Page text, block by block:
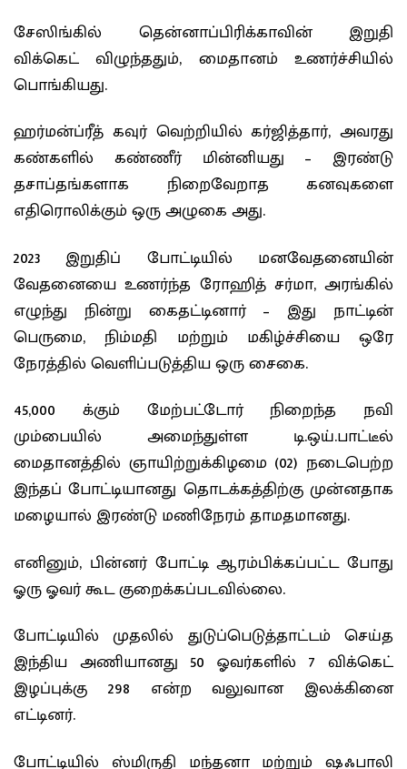
சேஸிங்கில் தென்னாப்பிரிக்காவின் இறுதி
விக்கெட் விழுந்ததும், மைதானம் உணர்ச்சியில்
பொங்கியது.
ஹர்மன்ப்ரீத் கவுர் வெற்றியில் கர்ஜித்தார், அவரது
கண்களில் கண்ணீர் மின்னியது – இரண்டு
தசாப்தங்களாக நிறைவேறாத கனவுகளை
எதிரொலிக்கும் ஒரு அழுகை அது.
2023 இறுதிப் போட்டியில் மனவேதனையின்
வேதனையை உணர்ந்த ரோஹித் சர்மா, அரங்கில்
எழுந்து நின்று கைதட்டினார் – இது நாட்டின்
பெருமை, நிம்மதி மற்றும் மகிழ்ச்சியை ஒரே
நேரத்தில் வெளிப்படுத்திய ஒரு சைகை.
45,000 க்கும் மேற்பட்டோர் நிறைந்த நவி
மும்பையில் அமைந்துள்ள டி.ஒய்.பாட்டீல்
மைதானத்தில் ஞாயிற்றுக்கிழமை (02) நடைபெற்ற
இந்தப் போட்டியானது தொடக்கத்திற்கு முன்னதாக
மழையால் இரண்டு மணிநேரம் தாமதமானது.
எனினும், பின்னர் போட்டி ஆரம்பிக்கப்பட்ட போது
ஓரு ஓவர் கூட குறைக்கப்படவில்லை.
போட்டியில் முதலில் துடுப்பெடுத்தாட்டம் செய்த
இந்திய அணியானது 50 ஓவர்களில் 7 விக்கெட்
இழப்புக்கு 298 என்ற வலுவான இலக்கினை
எட்டினர்.
போட்டியில் ஸ்மிருதி மந்தனா மற்றும் ஷஃபாலி